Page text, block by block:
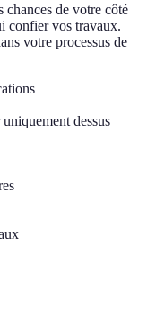
chances de votre côté
confier vos travaux.
votre processus de
dessus